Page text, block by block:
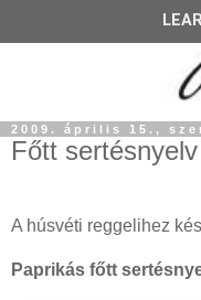
2009. április 15.,
Főtt sertésnyelv
A húsvéti reggelihez
Paprikás főtt